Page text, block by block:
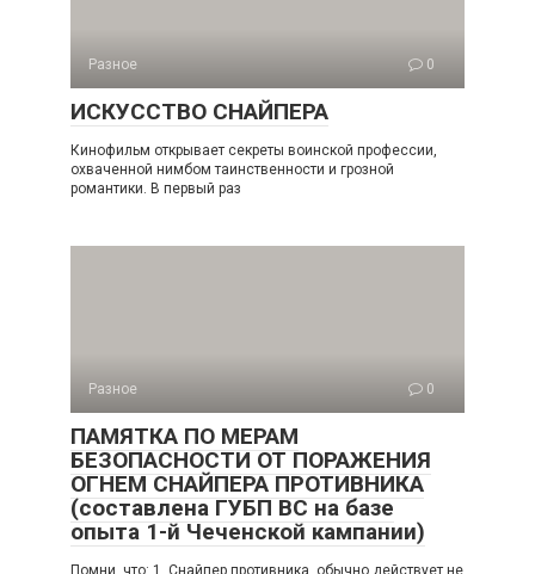
Разное 0
ИСКУССТВО СНАЙПЕРА
Кинофильм открывает секреты воинской профессии,
охваченной нимбом таинственности и грозной
романтики. В первый раз
Разное 0
ПАМЯТКА ПО МЕРАМ
БЕЗОПАСНОСТИ ОТ ПОРАЖЕНИЯ
ОГНЕМ СНАЙПЕРА ПРОТИВНИКА
(составлена ГУБП ВС на базе
опыта 1-й Чеченской кампании)
Помни, что: 1. Снайпер противника, обычно действует не